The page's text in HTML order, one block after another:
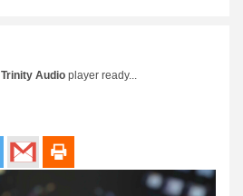
Trinity Audio player ready...